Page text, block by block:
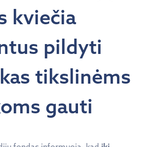
kviečia
pildyti
tikslinėms
gauti